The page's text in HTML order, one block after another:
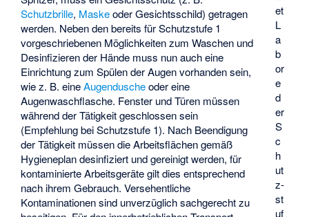
et
L
a
b
or
e
d
er
S
c
h
ut
z­
st
uf
Schutzbrille, Maskeoder Gesichtsschild) getragen
werden. Neben den bereits für Schutzstufe 1
vorgeschriebenen Möglichkeiten zum Waschen und
Desinfizieren der Hände muss nun auch eine
Einrichtung zum Spülen der Augen vorhanden sein,
wie z. B. eineAugenduscheoder eine
Augenwaschflasche. Fenster und Türen müssen
während der Tätigkeit geschlossen sein
(Empfehlung bei Schutzstufe 1). Nach Beendigung
der Tätigkeit müssen die Arbeitsflächen gemäß
Hygieneplan desinfiziert und gereinigt werden, für
kontaminierte Arbeitsgeräte gilt dies entsprechend
nach ihrem Gebrauch. Versehentliche
Kontaminationen sind unverzüglich sachgerecht zu